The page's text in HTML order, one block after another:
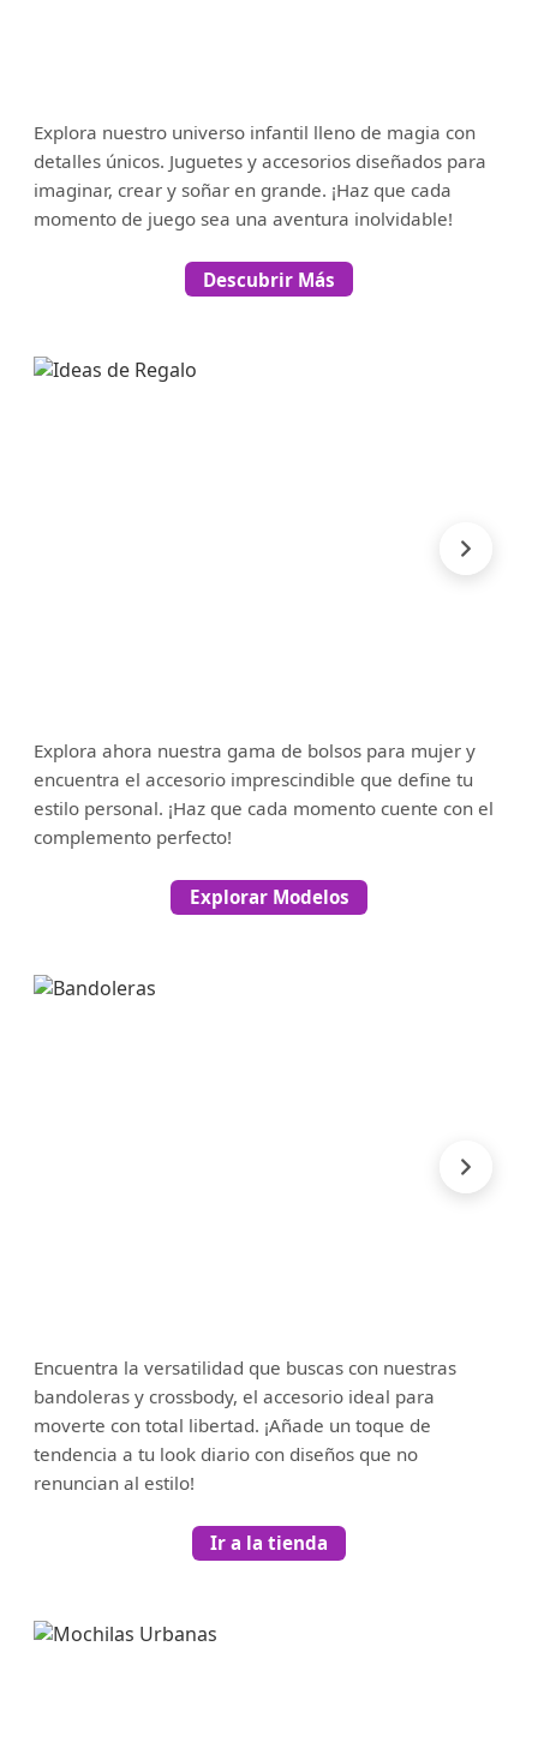
Explora nuestro universo infantil lleno de magia con
detalles únicos. Juguetes y accesorios diseñados para
imaginar, crear y soñar en grande. ¡Haz que cada
momento de juego sea una aventura inolvidable!
Descubrir Más
Explora ahora nuestra gama de bolsos para mujer y
encuentra el accesorio imprescindible que define tu
estilo personal. ¡Haz que cada momento cuente con el
complemento perfecto!
Explorar Modelos
Encuentra la versatilidad que buscas con nuestras
bandoleras y crossbody, el accesorio ideal para
moverte con total libertad. ¡Añade un toque de
tendencia a tu look diario con diseños que no
renuncian al estilo!
Ir a la tienda